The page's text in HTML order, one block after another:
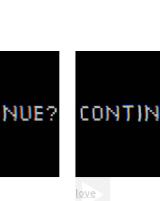
love